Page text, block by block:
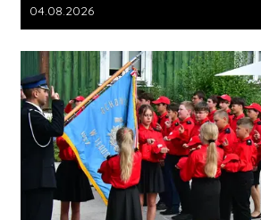
Data dodania galerii:
04.08.2026